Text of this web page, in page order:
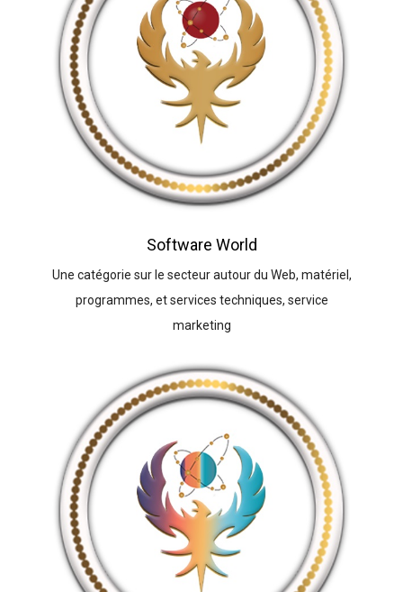
Software World
Une catégorie sur le secteur autour du Web, matériel,
programmes, et services techniques, service
marketing